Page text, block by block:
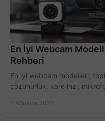
En İyi Webcam
Rehberi
En iyi webcam modelleri;
çözünürlük, kare hızı,
5 Ağustos 2026